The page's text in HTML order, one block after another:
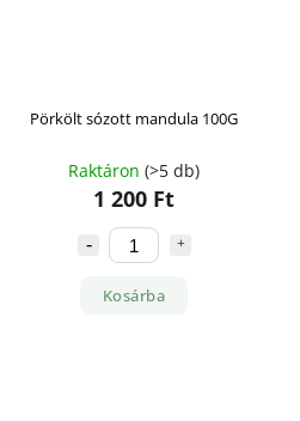
Pörkölt sózott mandula 100G
Raktáron (>5 db)
1 200 Ft
Kosárba